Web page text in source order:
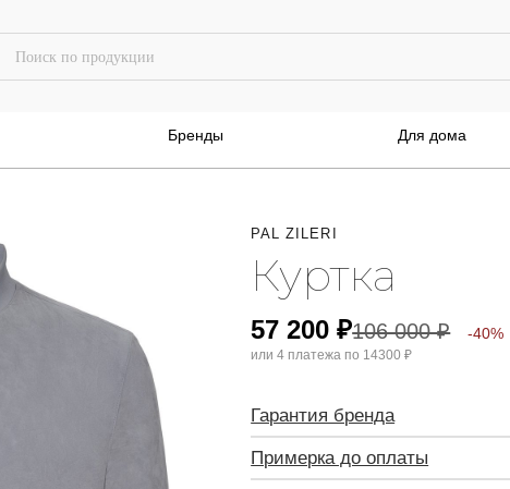
Бренды Для дома
PAL ZILERI
Куртка
57 200₽106 000₽ -40%
или 4 платежа по 14300 ₽
Гарантия бренда
Примерка до оплаты